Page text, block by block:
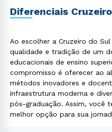
Diferenciais
Ao escolher a Cruzeiro do
qualidade e tradição de um
educacionais de ensino
compromisso é oferecer ao
métodos inovadores e
infraestrutura moderna e
pós-graduação. Assim, você
melhor opção para sua
Estou de acordo com a
autorizo que meus dados
envio de conteúdos da